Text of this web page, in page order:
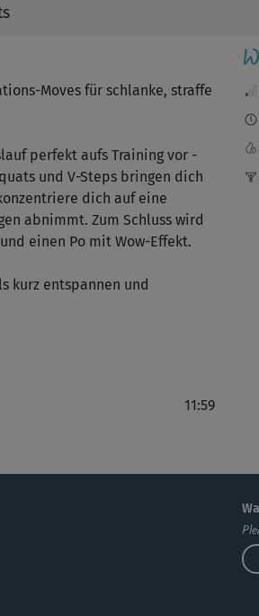
P
K
Moves für schlanke, straffe
perfekt aufs Training vor -
und V-Steps bringen dich
dich auf eine
abnimmt. Zum Schluss wird
einen Po mit Wow-Effekt.
kurz entspannen und
11:59